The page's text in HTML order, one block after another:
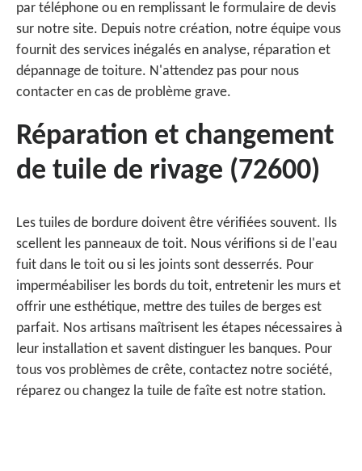
par téléphone ou en remplissant le formulaire de devis
sur notre site. Depuis notre création, notre équipe vous
fournit des services inégalés en analyse, réparation et
dépannage de toiture. N'attendez pas pour nous
contacter en cas de problème grave.
Réparation et changement
de tuile de rivage (72600)
Les tuiles de bordure doivent être vérifiées souvent. Ils
scellent les panneaux de toit. Nous vérifions si de l'eau
fuit dans le toit ou si les joints sont desserrés. Pour
imperméabiliser les bords du toit, entretenir les murs et
offrir une esthétique, mettre des tuiles de berges est
parfait. Nos artisans maîtrisent les étapes nécessaires à
leur installation et savent distinguer les banques. Pour
tous vos problèmes de crête, contactez notre société,
réparez ou changez la tuile de faîte est notre station.